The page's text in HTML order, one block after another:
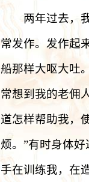
两年过去，我
常发作。发作起
船那样大呕大吐
常想到我的老佣
道怎样帮助我，
烦。 ”有时身体
手在训练我，在